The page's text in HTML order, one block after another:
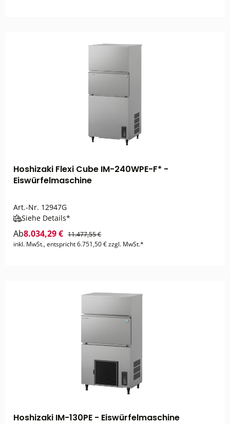
Hoshizaki Flexi Cube IM-240WPE-F* -
Eiswürfelmaschine
Art.-Nr. 12947G
Siehe Details*
Ab8.034,29 € 11.477,55 €
inkl. MwSt., entspricht 6.751,50 € zzgl. MwSt.*
Hoshizaki IM-130PE - Eiswürfelmaschine